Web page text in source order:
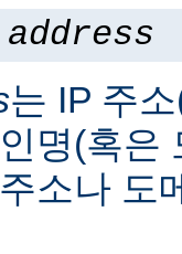
address
는 IP 주
명(혹은
소나 도